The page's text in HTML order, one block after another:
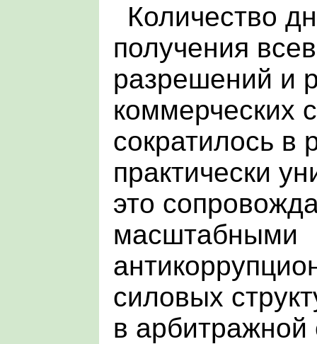
Количество
получения
разрешений и
коммерческих
сократилось в
практически
это
масштабными
силовых
в арбитражной